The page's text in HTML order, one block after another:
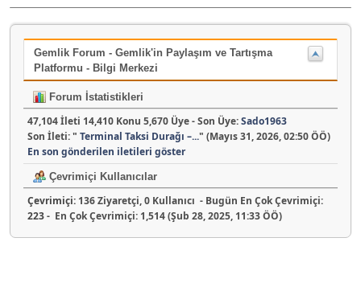
Gemlik Forum - Gemlik'in Paylaşım ve Tartışma
Platformu - Bilgi Merkezi
Forum İstatistikleri
47,104 İleti 14,410 Konu 5,670 Üye - Son Üye:Sado1963
Son İleti:" Terminal Taksi Durağı –..." (Mayıs 31, 2026, 02:50 ÖÖ)
En son gönderilen iletileri göster
Çevrimiçi Kullanıcılar
Çevrimiçi: 136 Ziyaretçi, 0 Kullanıcı - Bugün En Çok Çevrimiçi:
223- En Çok Çevrimiçi: 1,514 (Şub 28, 2025, 11:33 ÖÖ)